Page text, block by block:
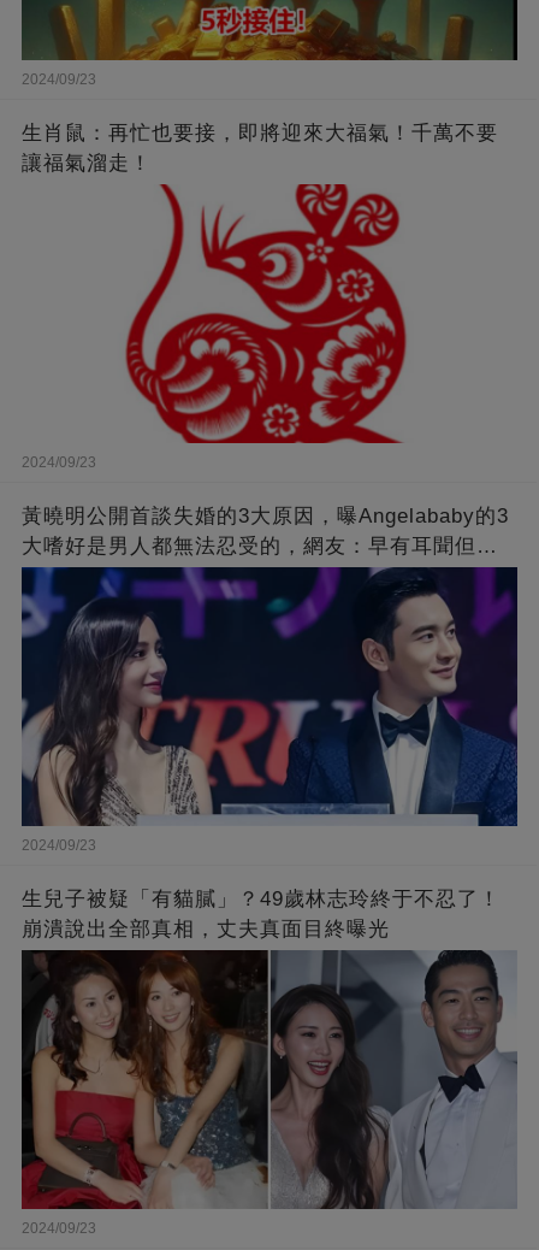
2024/09/23
生肖鼠：再忙也要接，即將迎來大福氣！千萬不要
讓福氣溜走！
2024/09/23
黃曉明公開首談失婚的3大原因，曝Angelababy的3
大嗜好是男人都無法忍受的，網友：早有耳聞但想
不到那麼嚴重！
2024/09/23
生兒子被疑「有貓膩」？49歲林志玲終于不忍了！
崩潰說出全部真相，丈夫真面目終曝光
2024/09/23